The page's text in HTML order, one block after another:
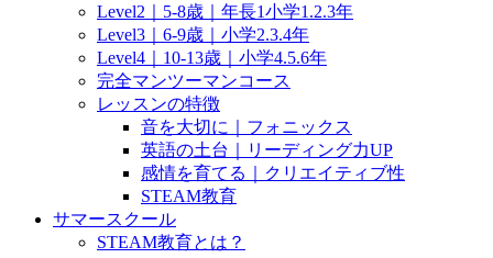
Level2｜5-8歳｜年長1小学1.2.3年
Level3｜6-9歳｜小学2.3.4年
Level4｜10-13歳｜小学4.5.6年
完全マンツーマンコース
レッスンの特徴
音を大切に｜フォニックス
英語の土台｜リーディング力UP
感情を育てる｜クリエイティブ性
STEAM教育
サマースクール
STEAM教育とは？